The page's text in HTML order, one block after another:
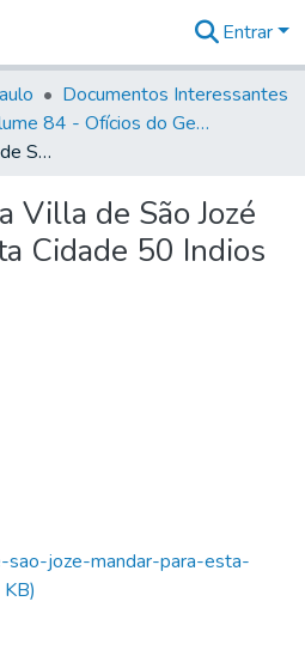
&
Coleções
Tudo na
Biblioteca
Estatísticas
Entrar
Documentos Interessantes
Volume 84 - Ofícios do General Martins Lopes de Saldanha (Governador da Capitania): 1782- 1786
Para o Diretor da Villa de São Jozé mandar para esta Cidade 50 Indios
Villa de São Jozé
Cidade 50 Indios
joze-mandar-para-esta-